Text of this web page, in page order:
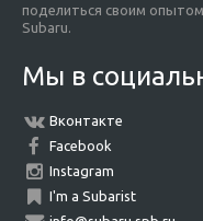
поделиться своим
Subaru.
Мы в
Вконтакте
Facebook
Instagram
I'm a Subarist